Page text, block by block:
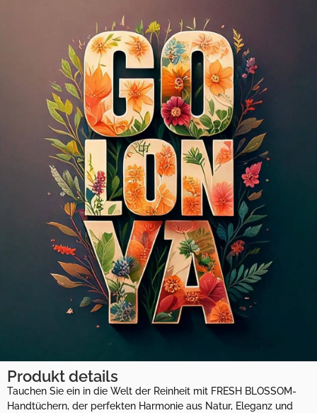
Produkt details
Tauchen Sie ein in die Welt der Reinheit mit FRESH BLOSSOM-
Handtüchern, der perfekten Harmonie aus Natur, Eleganz und